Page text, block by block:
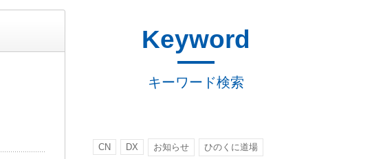
Keyword
キーワード検索
CN DX お知らせ ひのくに道場